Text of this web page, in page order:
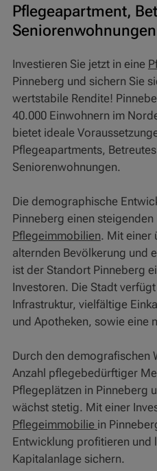
Pflegeapartment,
Investieren Sie jetzt in eine
Pinneberg und sichern Sie
wertstabile Rendite!
40.000 Einwohnern im
bietet ideale
Pflegeapartments,
Seniorenwohnungen.
Die demographische
Pinneberg einen steigenden
Pflegeimmobilien. Mit einer
alternden Bevölkerung und
ist der Standort Pinneberg
Investoren. Die Stadt
Infrastruktur, vielfältige
und Apotheken, sowie eine
Durch den demografischen
Anzahl pflegebedürftiger
Pflegeplätzen in Pinneberg
wächst stetig. Mit einer
Pflegeimmobilie in
Entwicklung profitieren und
Kapitalanlage sichern.